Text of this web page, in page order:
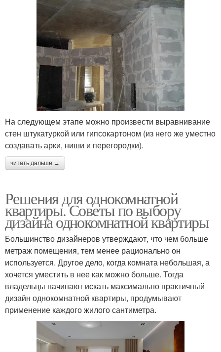
На следующем этапе можно произвести выравнивание
стен штукатуркой или гипсокартоном (из него же уместно
создавать арки, ниши и перегородки).
читать дальше →
Решения для однокомнатной
квартиры. Советы по выбору
дизайна однокомнатной квартиры
Большинство дизайнеров утверждают, что чем больше
метраж помещения, тем менее рационально он
используется. Другое дело, когда комната небольшая, а
хочется уместить в нее как можно больше. Тогда
владельцы начинают искать максимально практичный
дизайн однокомнатной квартиры, продумывают
применение каждого жилого сантиметра.